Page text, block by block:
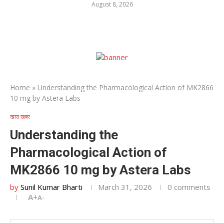
August 8, 2026
Home » Understanding the Pharmacological Action of MK2866
10 mg by Astera Labs
खास खबर
Understanding the
Pharmacological Action of
MK2866 10 mg by Astera Labs
by Sunil Kumar Bharti March 31, 2026
0 comments
A+A-